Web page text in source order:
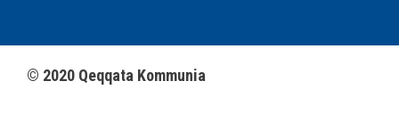
© 2020 Qeqqata Kommunia